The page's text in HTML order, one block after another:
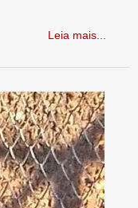
Leia mais...